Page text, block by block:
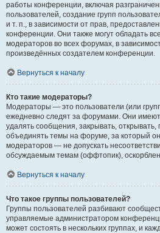
работы конференции, включая
пользователей, создание групп
и т. п., в зависимости от прав,
конференции. Они также могут обладать
модераторов во всех форумах, в
произведённых создателем конференции.
Вернуться к началу
Кто такие модераторы?
Модераторы — это пользователи (или
ежедневно следят за форумами. Они
удалять сообщения, закрывать,
объединять темы на форуме, за который
модераторов — не допускать
обсуждаемым темам (оффтопик),
Вернуться к началу
Что такое группы пользователей?
Группы пользователей разбивают
управляемые администратором
может состоять в нескольких группах, и